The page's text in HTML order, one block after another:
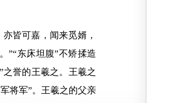
皆可嘉，闻来觅婿，
”“东床坦腹”不矫揉造
誉的王羲之。王羲之
将军”。王羲之的父亲